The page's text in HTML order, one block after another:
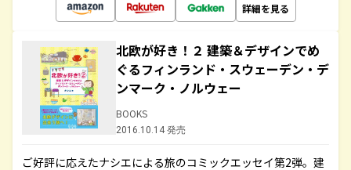
詳細を見る
北欧が好き！２ 建築＆デザインでめ
ぐるフィンランド・スウェーデン・デ
ンマーク・ノルウェー
BOOKS
2016.10.14 発売
ご好評に応えたナシエによる旅のコミックエッセイ第2弾。建